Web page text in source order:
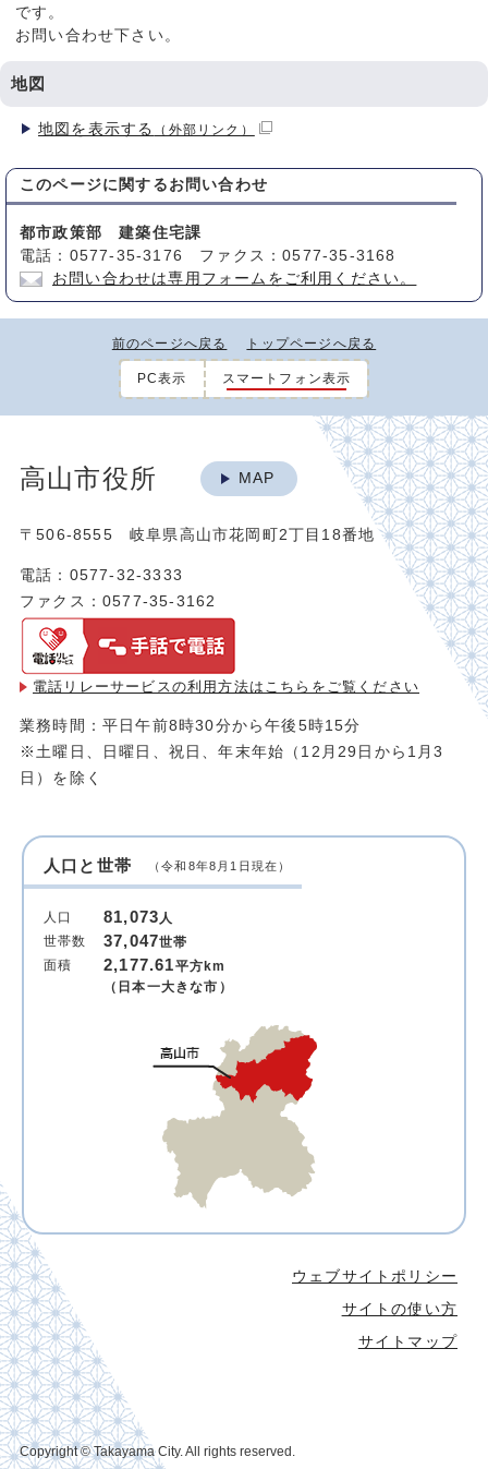
です。
お問い合わせ下さい。
地図
地図を表示する （外部リンク）
このページに関する お問い合わせ
都市政策部 建築住宅課
電話：0577-35-3176 ファクス：0577-35-3168
お問い合わせは専用フォームをご利用ください。
前のページへ戻る トップページへ戻る
PC表示 スマートフォン表示
高山市役所 MAP
〒506-8555 岐阜県高山市花岡町2丁目18番地
電話：0577-32-3333
ファクス：0577-35-3162
電話リレーサービスの利用方法は こちらをご覧ください
業務時間：平日午前8時30分から午後5時15分
※土曜日、日曜日、祝日、年末年始（12月29日から1月3
日）を除く
人口と世帯 （令和8年8月1日現在）
人口 81,073人
世帯数
37,047世帯
面積
2,177.61平方km
（日本一大きな市）
ウェブサイトポリシー
サイトの使い方
サイトマップ
Copyright © Takayama City. All rights reserved.